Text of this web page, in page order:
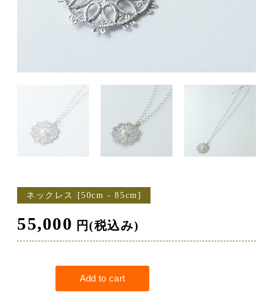
ネックレス [50cm - 85cm]
55,000 円(税込み)